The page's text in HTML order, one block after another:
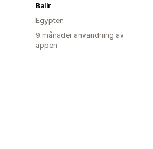
Ballr
Egypten
9 månader användning av
appen